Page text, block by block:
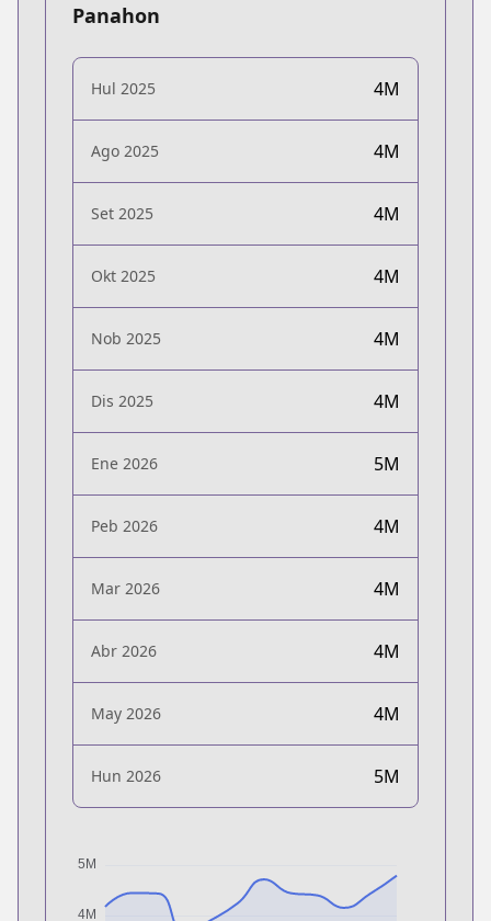
Panahon
Hul 2025 4M
Ago 2025 4M
Set 2025 4M
Okt 2025 4M
Nob 2025 4M
Dis 2025 4M
Ene 2026 5M
Peb 2026 4M
Mar 2026 4M
Abr 2026 4M
May 2026 4M
Hun 2026 5M